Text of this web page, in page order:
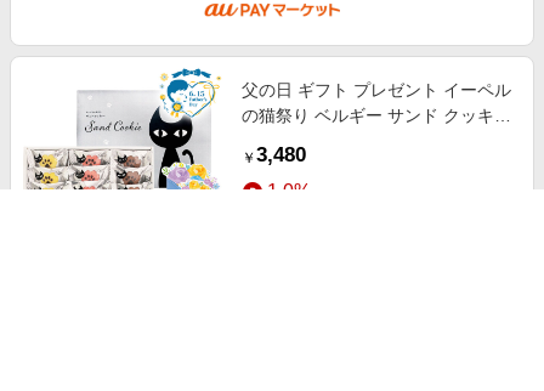
父の日 ギフト プレゼント イーペル
の猫祭り ベルギー サンド クッキー
15)※メッセージブーケ付｜お届
￥ 3,480
1.0%